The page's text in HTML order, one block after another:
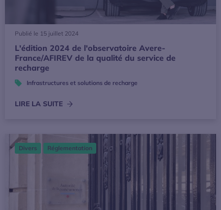
Publié le 15 juillet 2024
L'édition 2024 de l'observatoire Avere-
France/AFIREV de la qualité du service de
recharge
Infrastructures et solutions de recharge
LIRE LA SUITE
Autorité de la concurrence : des recommandations
Divers Réglementation